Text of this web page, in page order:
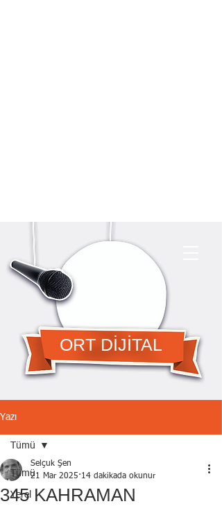
ORT DİJİTAL
Yazı
Tümü
Yerel
Tümü
345 KAHRAMAN
Selçuk Şen
21 Mar 2025 14 dakikada okunur